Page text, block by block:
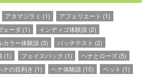
アタマジラミ (1) アフェリエート (1)
ェーダ(1) インディゴ体験談 (2)
カラー体験談 (3) パッチテスト (2)
(1) フェイスパック (1) ヘナとローズ(5)
ナの目利き (1) ヘナ体験談 (10) ペット (1)